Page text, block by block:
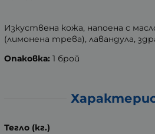
Изкуствена кожа, напоена с
(лимонена трева), лавандула,
Опаковка: 1 брой
Тегло (кг.)